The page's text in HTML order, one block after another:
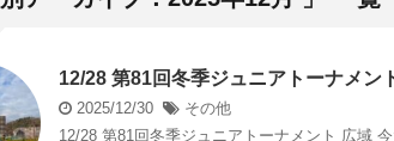
12/28 第81回冬季ジュニアトーナメン
2025/12/30
その他
12/28 第81回冬季ジュニアトーナメント 広域